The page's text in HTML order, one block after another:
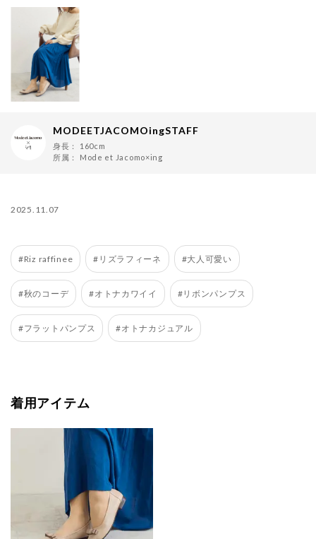
MODEETJACOMOingSTAFF
身長：
160cm
所属： Mode et Jacomo×ing
2025.11.07
#Riz raffinee #リズラフィーネ #大人可愛い
#秋のコーデ #オトナカワイイ #リボンパンプス
#フラットパンプス #オトナカジュアル
着用アイテム